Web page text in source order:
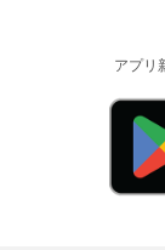
アプリ